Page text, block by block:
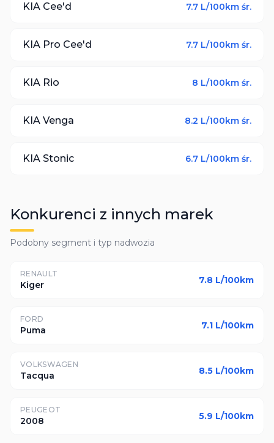
KIA Cee'd 7.7 L/100km śr.
KIA Pro Cee'd 7.7 L/100km śr.
KIA Rio 8 L/100km śr.
KIA Venga 8.2 L/100km śr.
KIA Stonic 6.7 L/100km śr.
Konkurenci z innych marek
Podobny segment i typ nadwozia
RENAULT
Kiger 7.8 L/100km
FORD
Puma 7.1 L/100km
VOLKSWAGEN
Tacqua 8.5 L/100km
PEUGEOT
2008 5.9 L/100km